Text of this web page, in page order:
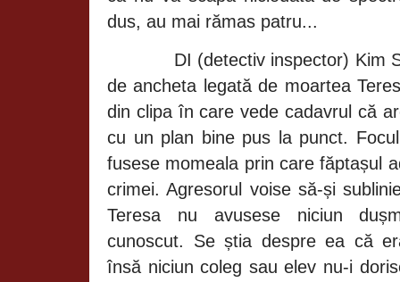
dus, au mai rămas patru...
DI (detectiv inspector) Kim
de ancheta legată de moartea
din clipa în care vede cadavrul că
cu un plan bine pus la punct.
fusese momeala prin care făptașul
crimei. Agresorul voise să-și
Teresa nu avusese niciun
cunoscut. Se știa despre ea că
însă niciun coleg sau elev nu-i